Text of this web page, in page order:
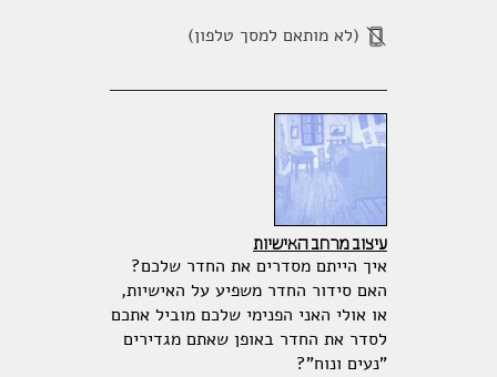
(לא מותאם למסך טלפון)
עיצוב מרחב האישיות
איך הייתם מסדרים את החדר שלכם?
האם סידור החדר משפיע על האישיות,
או אולי האני הפנימי שלכם מוביל אתכם
לסדר את החדר באופן שאתם מגדירים
"נעים ונוח"?